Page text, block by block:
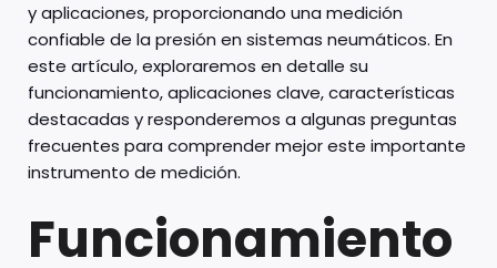
y aplicaciones, proporcionando una medición
confiable de la presión en sistemas neumáticos. En
este artículo, exploraremos en detalle su
funcionamiento, aplicaciones clave, características
destacadas y responderemos a algunas preguntas
frecuentes para comprender mejor este importante
instrumento de medición.
Funcionamiento